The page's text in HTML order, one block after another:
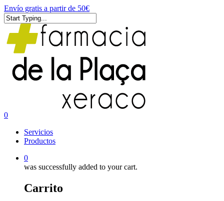
Skip
to
main
content
Envío gratis a partir de 50€
Close
Search
0
Servicios
Productos
0
was successfully added to your cart.
Carrito